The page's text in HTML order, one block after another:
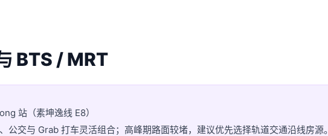
BTS / MRT
站（素坤逸线 E8）
公交与 Grab 打车灵活组合；高峰期路面较堵，建议优先选择轨道交通沿线房源。